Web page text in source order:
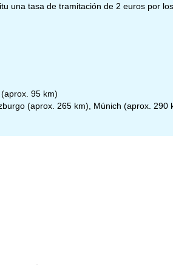
una tasa de tramitación de 2 euros por
95 km)
(aprox. 265 km), Múnich (aprox. 290